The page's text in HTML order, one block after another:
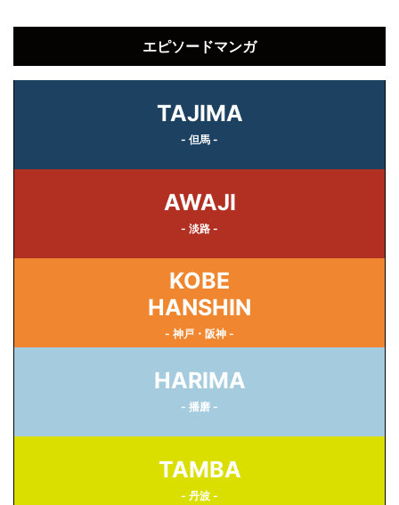
エピソードマンガ
TAJIMA
- 但馬 -
AWAJI
- 淡路 -
KOBE
HANSHIN
- 神戸・阪神 -
HARIMA
- 播磨 -
TAMBA
- 丹波 -